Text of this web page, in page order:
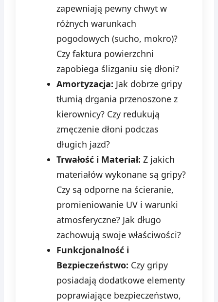
zapewniają pewny chwyt w
różnych warunkach
pogodowych (sucho, mokro)?
Czy faktura powierzchni
zapobiega ślizganiu się dłoni?
Amortyzacja: Jak dobrze gripy
tłumią drgania przenoszone z
kierownicy? Czy redukują
zmęczenie dłoni podczas
długich jazd?
Trwałość i Materiał: Z jakich
materiałów wykonane są gripy?
Czy są odporne na ścieranie,
promieniowanie UV i warunki
atmosferyczne? Jak długo
zachowują swoje właściwości?
Funkcjonalność i
Bezpieczeństwo: Czy gripy
posiadają dodatkowe elementy
poprawiające bezpieczeństwo,